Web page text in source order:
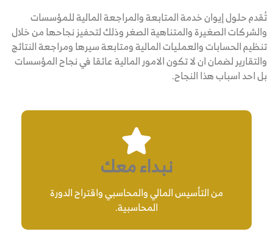
تُقدم حلول إيوان خدمة المتابعة والمراجعة المالية للمؤسسات
والشركات الصغيرة والمتناهية الصغر وذلك لتحفيز نجاحها من خلال
تنظيم الحسابات والعمليات المالية ومتابعة سيرها ومراجعة النتائج
والتقارير لضمان ان لا تكون الامور المالية عائقا في نجاح المؤسسات
بل احد اسباب هذا النجاح.
نبداء معك
من التأسيس المالي والمحاسبي واقتراح الدورة
المحاسبية.